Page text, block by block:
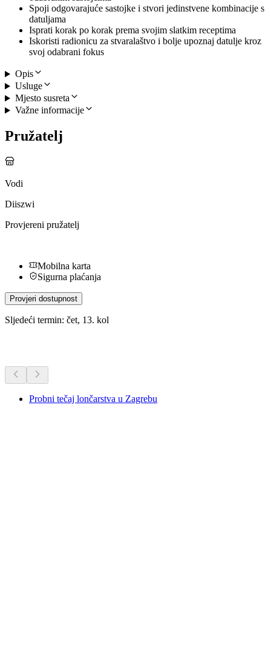
Spoji odgovarajuće sastojke i stvori jedinstvene kombinacije s
datuljama
Isprati korak po korak prema svojim slatkim receptima
Iskoristi radionicu za stvaralaštvo i bolje upoznaj datulje kroz
svoj odabrani fokus
Opis
Usluge
Mjesto susreta
Važne informacije
Pružatelj
Vodi
Diiszwi
Provjereni pružatelj
Mobilna karta
Sigurna plaćanja
Provjeri dostupnost
Sljedeći termin: čet, 13. kol
Probni tečaj lončarstva u Zagrebu